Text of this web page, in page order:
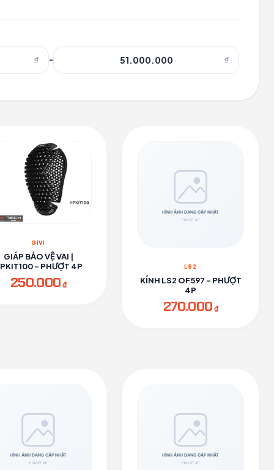
₫ - ₫
GIVI
GIÁP BẢO VỆ VAI |
- PHƯỢT 4P
250.000₫
LS2
KÍNH LS2 OF597 - PHƯỢT
4P
270.000₫